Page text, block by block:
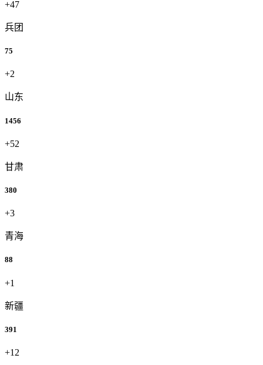
+47
兵团
75
+2
山东
1456
+52
甘肃
380
+3
青海
88
+1
新疆
391
+12